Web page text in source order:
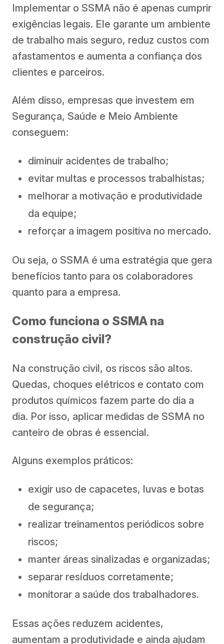
Implementar o SSMA não é apenas cumprir
exigências legais. Ele garante um ambiente
de trabalho mais seguro, reduz custos com
afastamentos e aumenta a confiança dos
clientes e parceiros.
Além disso, empresas que investem em
Segurança, Saúde e Meio Ambiente
conseguem:
diminuir acidentes de trabalho;
evitar multas e processos trabalhistas;
melhorar a motivação e produtividade
da equipe;
reforçar a imagem positiva no mercado.
Ou seja, o SSMA é uma estratégia que gera
benefícios tanto para os colaboradores
quanto para a empresa.
Como funciona o SSMA na
construção civil?
Na construção civil, os riscos são altos.
Quedas, choques elétricos e contato com
produtos químicos fazem parte do dia a
dia. Por isso, aplicar medidas de SSMA no
canteiro de obras é essencial.
Alguns exemplos práticos:
exigir uso de capacetes, luvas e botas
de segurança;
realizar treinamentos periódicos sobre
riscos;
manter áreas sinalizadas e organizadas;
separar resíduos corretamente;
monitorar a saúde dos trabalhadores.
Essas ações reduzem acidentes,
aumentam a produtividade e ainda ajudam